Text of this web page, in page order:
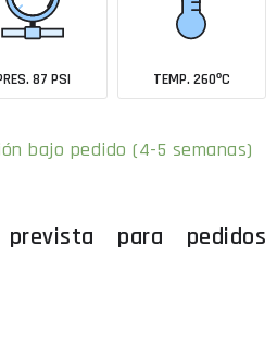
87 PSI TEMP. 260ºC
bajo pedido (4-5 semanas)